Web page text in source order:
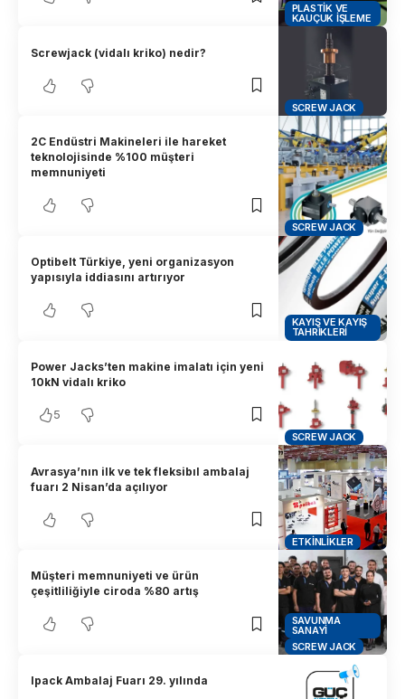
PLASTIK VE
KAUÇUK İŞLEME
SCREW JACK
Screwjack (vidalı kriko) nedir?
SCREW JACK
2C Endüstri Makineleri ile hareket
teknolojisinde %100 müşteri
memnuniyeti
KAYIŞ VE KAYIŞ
TAHRIKLERI
Optibelt Türkiye, yeni organizasyon
yapısıyla iddiasını artırıyor
SCREW JACK
Power Jacks’ten makine imalatı için yeni
10kN vidalı kriko
5
ETKINLIKLER
Avrasya’nın ilk ve tek fleksibıl ambalaj
fuarı 2 Nisan’da açılıyor
SAVUNMA
SANAYI
SCREW JACK
Müşteri memnuniyeti ve ürün
çeşitliliğiyle ciroda %80 artış
Ipack Ambalaj Fuarı 29. yılında